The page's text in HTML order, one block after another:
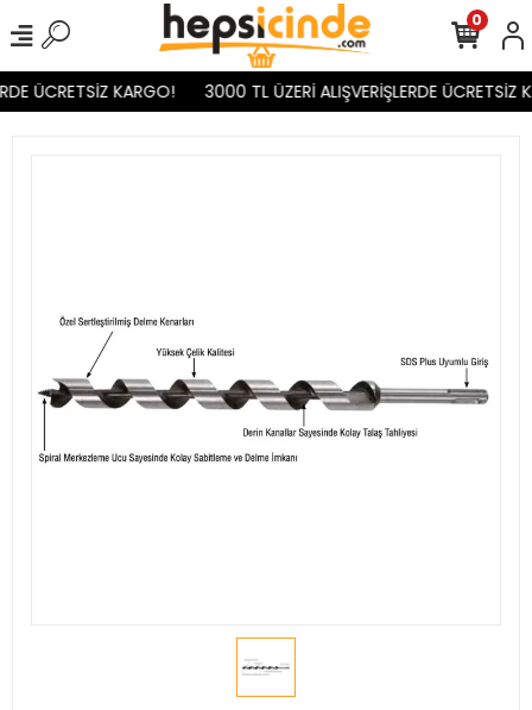
ÜCRETSİZ KARGO! 3000 TL ÜZERİ ALIŞVERİŞLERDE ÜCRETSİZ
0